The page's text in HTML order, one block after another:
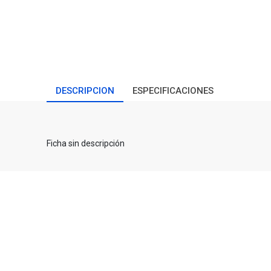
DESCRIPCION ESPECIFICACIONES
Ficha sin descripción